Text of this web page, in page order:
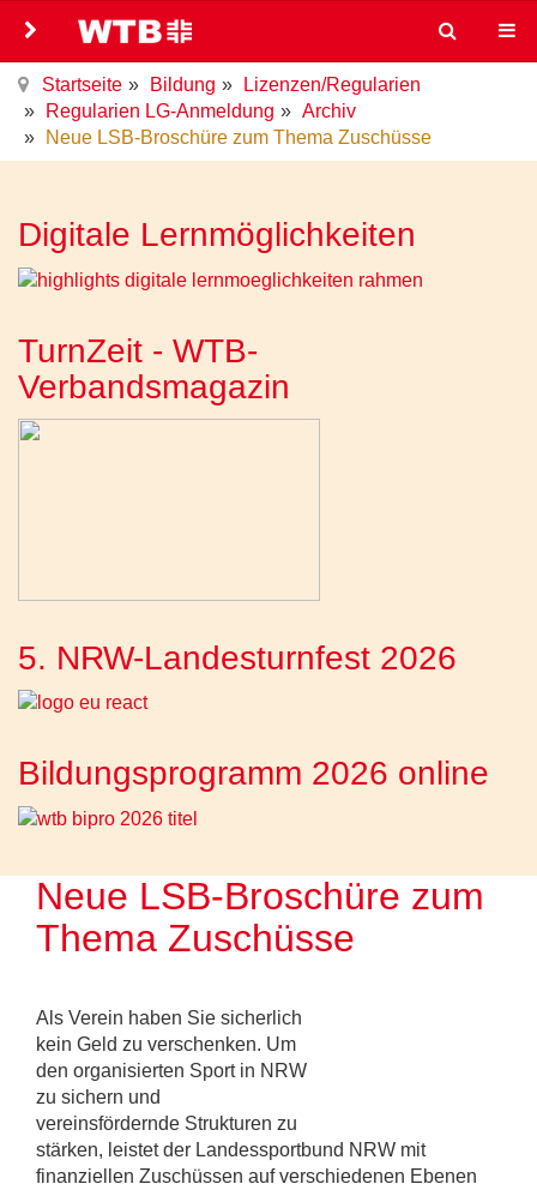
Startseite Bildung
Lizenzen/Regularien
Regularien LG-Anmeldung
Archiv
Neue LSB-Broschüre zum Thema Zuschüsse
Digitale Lernmöglichkeiten
TurnZeit - WTB-
Verbandsmagazin
5. NRW-Landesturnfest 2026
Bildungsprogramm 2026 online
Neue LSB-Broschüre zum
Thema Zuschüsse
Als Verein haben Sie sicherlich
kein Geld zu verschenken. Um
den organisierten Sport in NRW
zu sichern und
vereinsfördernde Strukturen zu
stärken, leistet der Landessportbund NRW mit
finanziellen Zuschüssen auf verschiedenen Ebenen